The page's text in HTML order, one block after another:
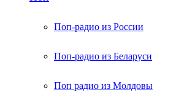
Поп-радио из России
Поп-радио из Беларуси
Поп радио из Молдовы